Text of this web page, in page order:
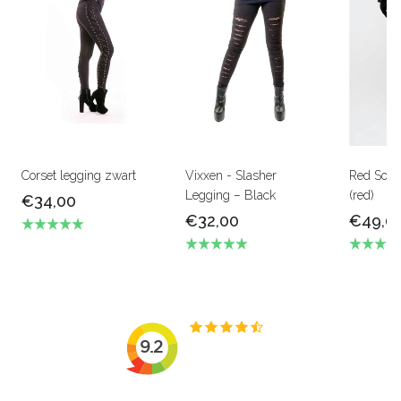
Corset legging zwart
€34,00
Vixxen - Slasher
Legging – Black
€32,00
Red
(red)